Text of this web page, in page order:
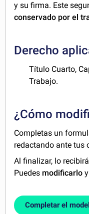
y su firma. Este
conservado por el
Derecho
Título Cuarto,
Trabajo.
¿Cómo
Completas un
redactando ante tus
Al finalizar, lo
Puedes modificarlo
Completar el